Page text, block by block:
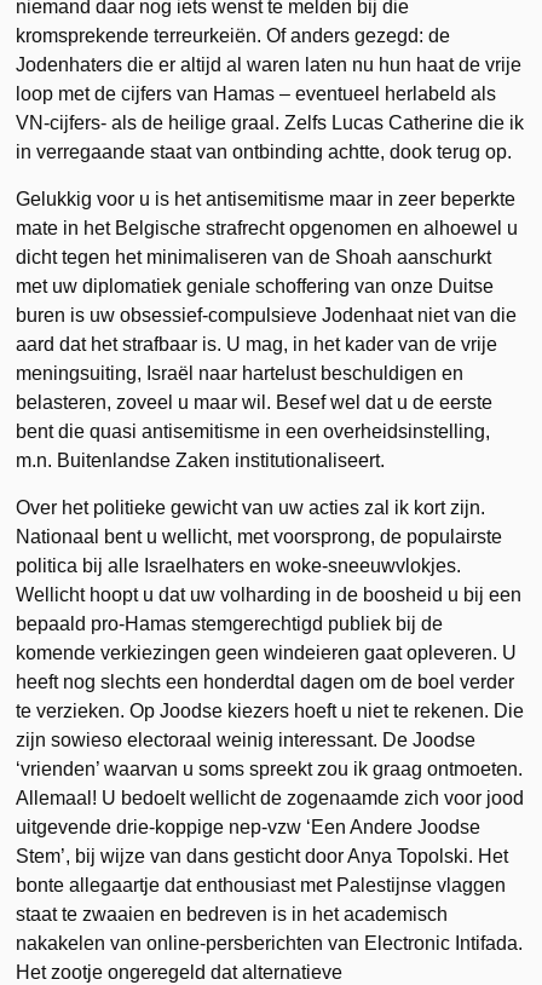
niemand daar nog iets wenst te melden bij die
kromsprekende terreurkeiën. Of anders gezegd: de
Jodenhaters die er altijd al waren laten nu hun haat de vrije
loop met de cijfers van Hamas – eventueel herlabeld als
VN-cijfers- als de heilige graal. Zelfs Lucas Catherine die ik
in verregaande staat van ontbinding achtte, dook terug op.
Gelukkig voor u is het antisemitisme maar in zeer beperkte
mate in het Belgische strafrecht opgenomen en alhoewel u
dicht tegen het minimaliseren van de Shoah aanschurkt
met uw diplomatiek geniale schoffering van onze Duitse
buren is uw obsessief-compulsieve Jodenhaat niet van die
aard dat het strafbaar is. U mag, in het kader van de vrije
meningsuiting, Israël naar hartelust beschuldigen en
belasteren, zoveel u maar wil. Besef wel dat u de eerste
bent die quasi antisemitisme in een overheidsinstelling,
m.n. Buitenlandse Zaken institutionaliseert.
Over het politieke gewicht van uw acties zal ik kort zijn.
Nationaal bent u wellicht, met voorsprong, de populairste
politica bij alle Israelhaters en woke-sneeuwvlokjes.
Wellicht hoopt u dat uw volharding in de boosheid u bij een
bepaald pro-Hamas stemgerechtigd publiek bij de
komende verkiezingen geen windeieren gaat opleveren. U
heeft nog slechts een honderdtal dagen om de boel verder
te verzieken. Op Joodse kiezers hoeft u niet te rekenen. Die
zijn sowieso electoraal weinig interessant. De Joodse
‘vrienden’ waarvan u soms spreekt zou ik graag ontmoeten.
Allemaal! U bedoelt wellicht de zogenaamde zich voor jood
uitgevende drie-koppige nep-vzw ‘Een Andere Joodse
Stem’, bij wijze van dans gesticht door Anya Topolski. Het
bonte allegaartje dat enthousiast met Palestijnse vlaggen
staat te zwaaien en bedreven is in het academisch
nakakelen van online-persberichten van Electronic Intifada.
Het zootje ongeregeld dat alternatieve